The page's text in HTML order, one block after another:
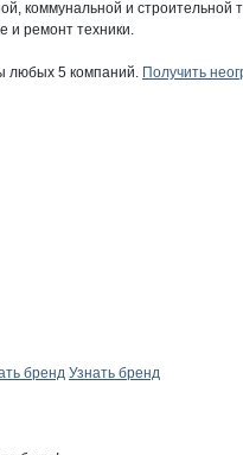
коммунальной и строительной
и ремонт техники.
любых 5 компаний. Получить
бренд Узнать бренд
ООО